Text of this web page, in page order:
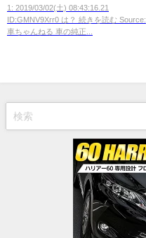
1: 2019/03/02(土) 08:43:16.21
ID:GMNV9Xrr0 は？ 続きを読む Source:
車ちゃんねる 車の純正...